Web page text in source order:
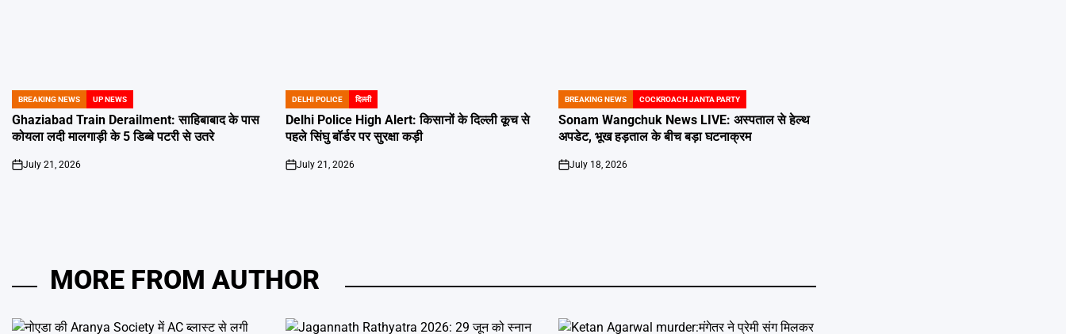
POSTED
IN
BREAKING NEWS UP NEWS
Ghaziabad Train Derailment: साहिबाबाद के पास
कोयला लदी मालगाड़ी के 5 डिब्बे पटरी से उतरे
on
July 21, 2026
POSTED
IN
DELHI POLICE दिल्ली
Delhi Police High Alert: किसानों के दिल्ली कूच से
पहले सिंघु बॉर्डर पर सुरक्षा कड़ी
on
July 21, 2026
POSTED
IN
BREAKING NEWS COCKROACH JANTA PARTY
Sonam Wangchuk News LIVE: अस्पताल से हेल्थ
अपडेट, भूख हड़ताल के बीच बड़ा घटनाक्रम
on
July 18, 2026
MORE FROM AUTHOR